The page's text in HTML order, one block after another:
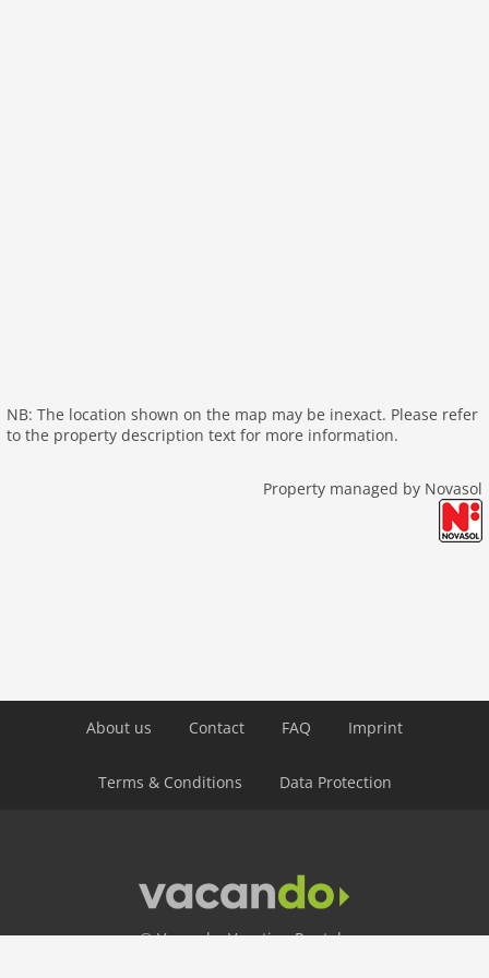
NB: The location shown on the map may be inexact. Please refer
to the property description text for more information.
Property managed by Novasol
About us Contact FAQ Imprint
Terms & Conditions Data Protection
© Vacando: Vacation Rentals